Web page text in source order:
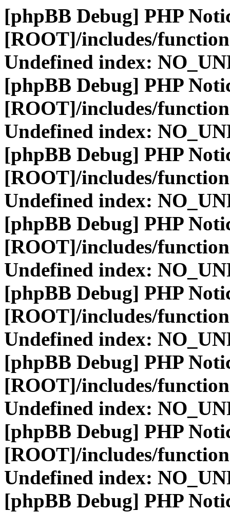
[phpBB Debug] PHP
[ROOT]/includes/
Undefined index:
[phpBB Debug] PHP
[ROOT]/includes/
Undefined index:
[phpBB Debug] PHP
[ROOT]/includes/
Undefined index:
[phpBB Debug] PHP
[ROOT]/includes/
Undefined index:
[phpBB Debug] PHP
[ROOT]/includes/
Undefined index:
[phpBB Debug] PHP
[ROOT]/includes/
Undefined index:
[phpBB Debug] PHP
[ROOT]/includes/
Undefined index:
[phpBB Debug] PHP